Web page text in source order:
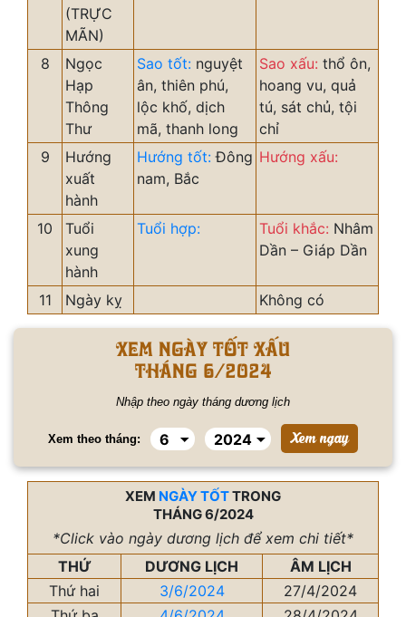
(TRỰC
MÃN)
8
Ngọc
Hạp
Thông
Thư
Sao tốt: nguyệt
ân, thiên phú,
lộc khố, dịch
mã, thanh long
Sao xấu: thổ ôn,
hoang vu, quả
tú, sát chủ, tội
chỉ
9
Hướng
xuất
hành
Hướng tốt: Đông
nam, Bắc
Hướng xấu:
10
Tuổi
xung
hành
Tuổi hợp: Tuổi khắc: Nhâm
Dần – Giáp Dần
11 Ngày kỵ Không có
Xem ngày tốt xấu
tháng 6/2024
Nhập theo ngày tháng dương lịch
Xem theo tháng:
XEM NGÀY TỐTTRONG
THÁNG 6/2024
*Click vào ngày dương lịch để xem chi tiết*
THỨ
DƯƠNG LỊCH
ÂM LỊCH
Thứ hai
3/6/2024
27/4/2024